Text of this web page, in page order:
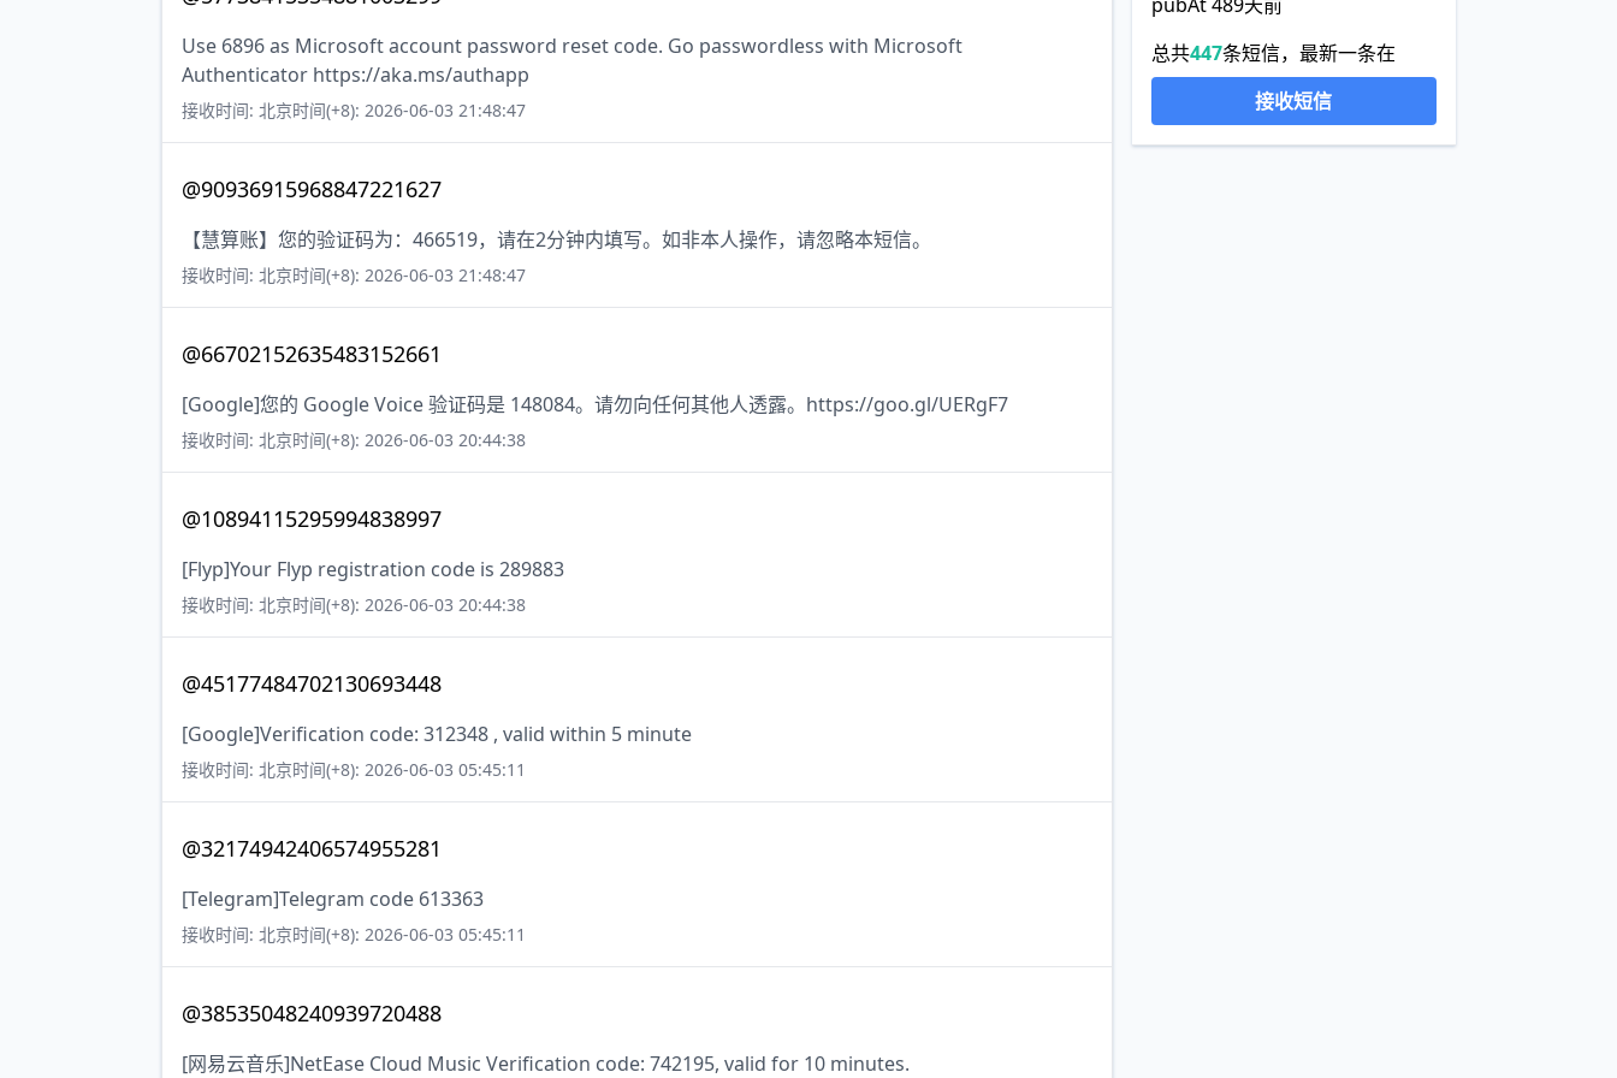
Use 6896 as Microsoft account password reset code. Go passwordless with Microsoft
Authenticator https://aka.ms/authapp
接收时间: 北京时间(+8): 2026-06-03 21:48:47
@90936915968847221627
【慧算账】您的验证码为：466519，请在2分钟内填写。如非本人操作，请忽略本短信。
接收时间: 北京时间(+8): 2026-06-03 21:48:47
@66702152635483152661
[Google]您的 Google Voice 验证码是 148084。请勿向任何其他人透露。https://goo.gl/UERgF7
接收时间: 北京时间(+8): 2026-06-03 20:44:38
@10894115295994838997
[Flyp]Your Flyp registration code is 289883
接收时间: 北京时间(+8): 2026-06-03 20:44:38
@45177484702130693448
[Google]Verification code: 312348 , valid within 5 minute
接收时间: 北京时间(+8): 2026-06-03 05:45:11
@32174942406574955281
[Telegram]Telegram code 613363
接收时间: 北京时间(+8): 2026-06-03 05:45:11
@38535048240939720488
[网易云音乐]NetEase Cloud Music Verification code: 742195, valid for 10 minutes.
总共447条短信，最新一条在
接收短信